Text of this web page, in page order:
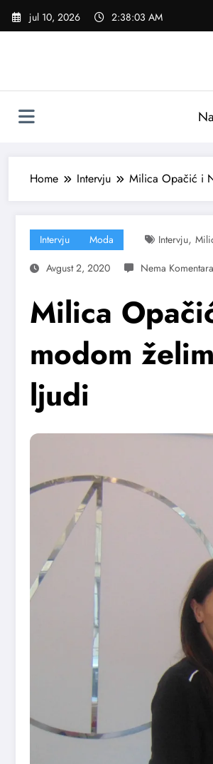
Skoči
jul 10, 2026 2:38:04 AM
Home Intervju Milica Opačić i
Intervju Moda Intervju,
Avgust 2, 2020
Milica
modom
ljudi